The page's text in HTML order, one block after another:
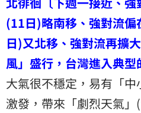
(11日)略南移、強對流
日)又北移、強對流再擴
風」盛行，台灣進入典型
大氣很不穩定，易有「
激發，帶來「劇烈天氣